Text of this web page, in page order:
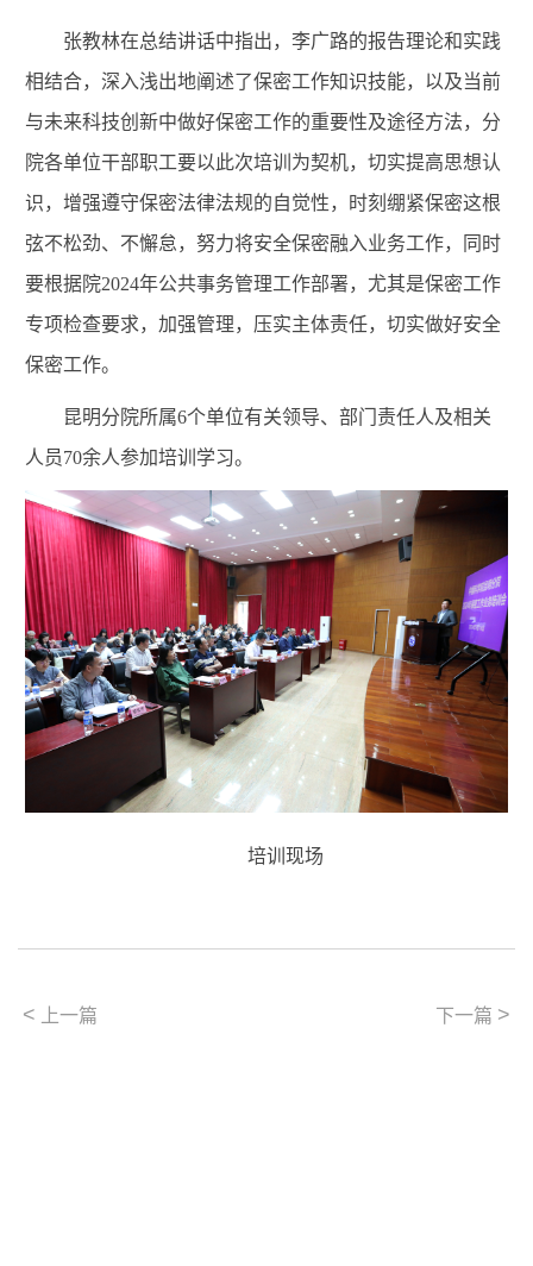
张教林在总结讲话中指出，李广路的报告理论和实践
相结合，深入浅出地阐述了保密工作知识技能，以及当前
与未来科技创新中做好保密工作的重要性及途径方法，分
院各单位干部职工要以此次培训为契机，切实提高思想认
识，增强遵守保密法律法规的自觉性，时刻绷紧保密这根
弦不松劲、不懈怠，努力将安全保密融入业务工作，同时
要根据院2024年公共事务管理工作部署，尤其是保密工作
专项检查要求，加强管理，压实主体责任，切实做好安全
保密工作。
昆明分院所属6个单位有关领导、部门责任人及相关
人员70余人参加培训学习。
培训现场
< 上一篇 下一篇 >